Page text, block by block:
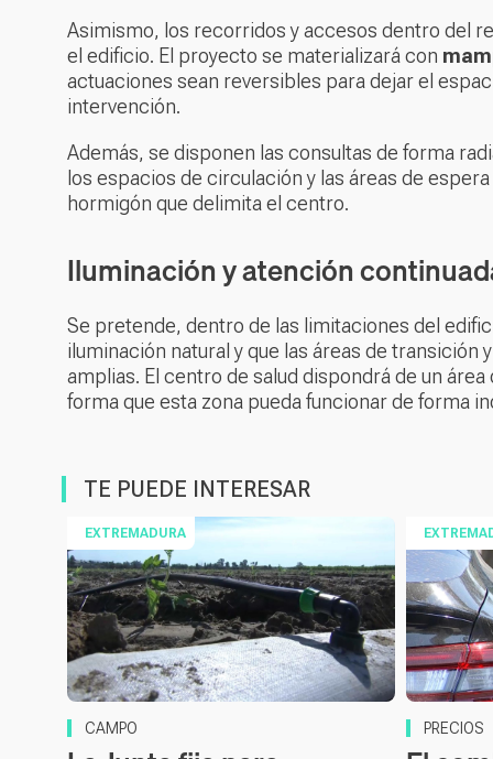
Asimismo, los recorridos y accesos dentro del
el edificio. El proyecto se materializará con
actuaciones sean reversibles para dejar el
intervención.
Además, se disponen las consultas de forma
los espacios de circulación y las áreas de
hormigón que delimita el centro.
Iluminación y atención
Se pretende, dentro de las limitaciones del
iluminación natural y que las áreas de
amplias. El centro de salud dispondrá de un área
forma que esta zona pueda funcionar de forma
TE PUEDE INTERESAR
EXTREMADURA
CAMPO PRECIOS